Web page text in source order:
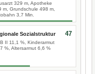
329 m, Apotheke
m, Grundschule 498 m,
3,7 Min.
Sozialstruktur
II 11,1 %, Kinderarmut
%, Altersarmut 6,6 %
47